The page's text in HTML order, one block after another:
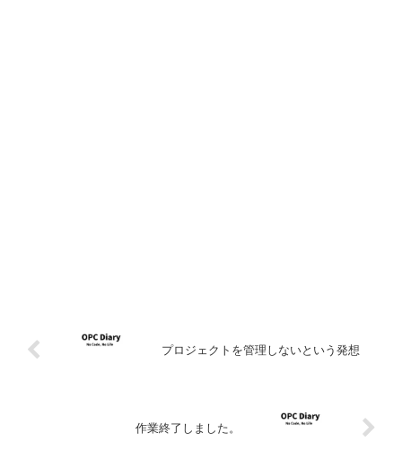
プロジェクトを管理しないという発想
作業終了しました。